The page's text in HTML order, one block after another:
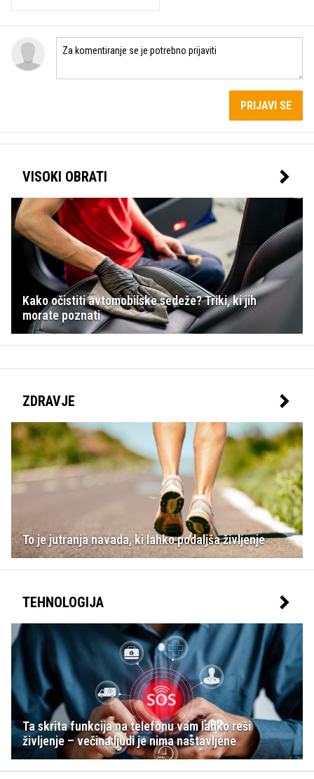
PRIJAVI SE
VISOKI OBRATI
Kako očistiti avtomobilske sedeže? Triki, ki jih
morate poznati
ZDRAVJE
To je jutranja navada, ki lahko podaljša življenje
TEHNOLOGIJA
Ta skrita funkcija na telefonu vam lahko reši
življenje – večina ljudi je nima nastavljene